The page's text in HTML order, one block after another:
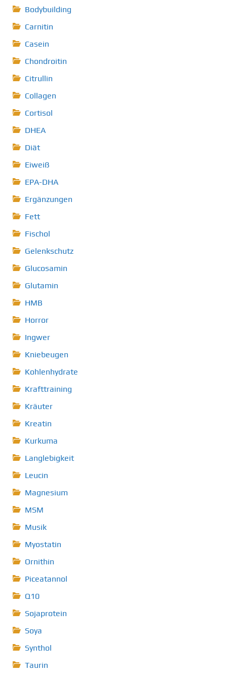
Bodybuilding
Carnitin
Casein
Chondroitin
Citrullin
Collagen
Cortisol
DHEA
Diät
Eiweiß
EPA-DHA
Ergänzungen
Fett
Fischol
Gelenkschutz
Glucosamin
Glutamin
HMB
Horror
Ingwer
Kniebeugen
Kohlenhydrate
Krafttraining
Kräuter
Kreatin
Kurkuma
Langlebigkeit
Leucin
Magnesium
MSM
Musik
Myostatin
Ornithin
Piceatannol
Q10
Sojaprotein
Soya
Synthol
Taurin